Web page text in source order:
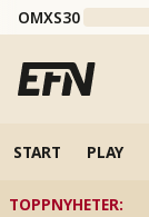
OMXS30
START PLAY
TOPPNYHETER: